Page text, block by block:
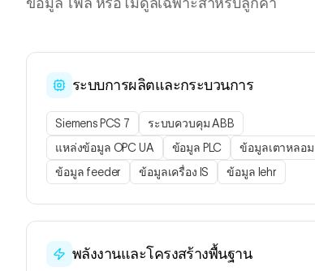
ข้อมูล ไฟล์ หรือโมดูลเฉพาะสำหรับลูกค้า
ระบบการผลิตและกระบวนการ
Siemens PCS 7
ระบบควบคุม ABB
แหล่งข้อมูล OPC UA
ข้อมูล PLC
ข้อมูลเตาหลอม
ข้อมูล feeder
ข้อมูลเครื่อง IS ข้อมูล lehr
พลังงานและโครงสร้างพื้นฐาน